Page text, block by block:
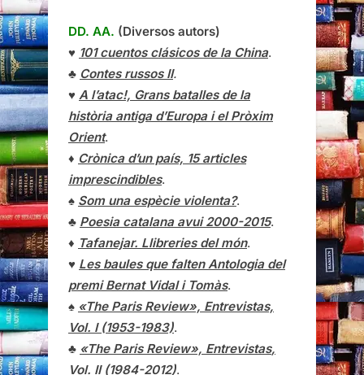
DD. AA. (Diversos autors)
♥ 101 cuentos clásicos de la China.
♣ Contes russos II.
♥ A l’atac!, Grans batalles de la
història antiga d’Europa i el Pròxim
Orient.
♦ Crònica d’un país, 15 articles
imprescindibles.
♠ Som una espècie violenta?.
♣ Poesia catalana avui 2000-2015.
♦ Tafanejar. Llibreries del món.
♥ Les baules que falten Antologia del
premi Bernat Vidal i Tomàs.
♠ «The Paris Review», Entrevistas,
Vol. I (1953-1983).
♣ «The Paris Review», Entrevistas,
Vol. II (1984-2012).